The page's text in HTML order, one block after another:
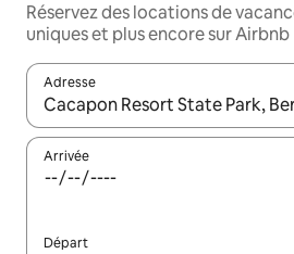
Réservez des locations de
uniques et plus encore sur Airbnb
Adresse
Lorsque les résultats s'affichent,
Arrivée
Départ